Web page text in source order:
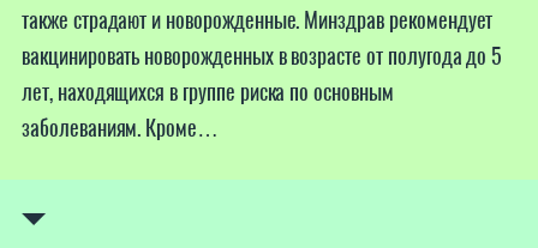
также страдают и новорожденные. Минздрав рекомендует
вакцинировать новорожденных в возрасте от полугода до 5
лет, находящихся в группе риска по основным
заболеваниям. Кроме…